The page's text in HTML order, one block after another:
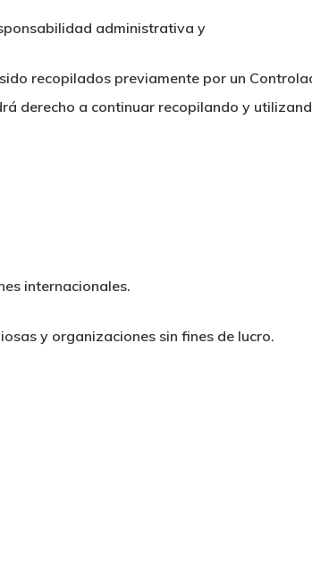
administrativa y
recopilados previamente por un
derecho a continuar recopilando y
internacionales.
y organizaciones sin fines de lucro.